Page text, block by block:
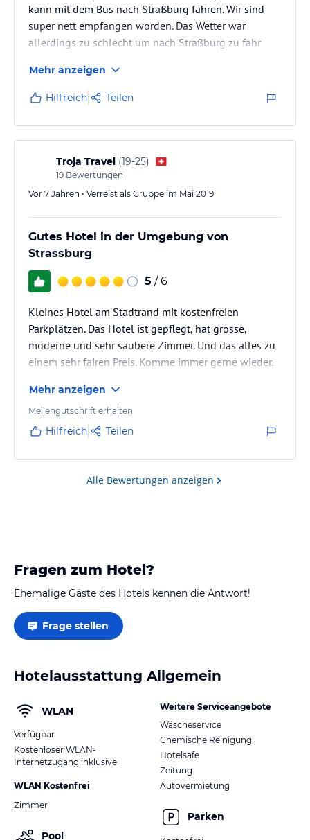
kann mit dem Bus nach Straßburg fahren. Wir sind
super nett empfangen worden. Das Wetter war
allerdings zu schlecht um nach Straßburg zu fahr
Mehr anzeigen
Hilfreich Teilen
Troja Travel (19-25)
19 Bewertungen
Vor 7 Jahren • Verreist als Gruppe im Mai 2019
Gutes Hotel in der Umgebung von
Strassburg
5 / 6
Kleines Hotel am Stadtrand mit kostenfreien
Parkplätzen. Das Hotel ist gepflegt, hat grosse,
moderne und sehr saubere Zimmer. Und das alles zu
einem sehr fairen Preis. Komme immer gerne wieder.
Mehr anzeigen
Meilengutschrift erhalten
Hilfreich Teilen
Alle Bewertungen anzeigen
Fragen zum Hotel?
Ehemalige Gäste des Hotels kennen die Antwort!
Frage stellen
Hotelausstattung Allgemein
WLAN
Verfügbar
Kostenloser WLAN-
Internetzugang inklusive
WLAN Kostenfrei
Zimmer
Pool
Weitere Serviceangebote
Wäscheservice
Chemische Reinigung
Hotelsafe
Zeitung
Autovermietung
Parken